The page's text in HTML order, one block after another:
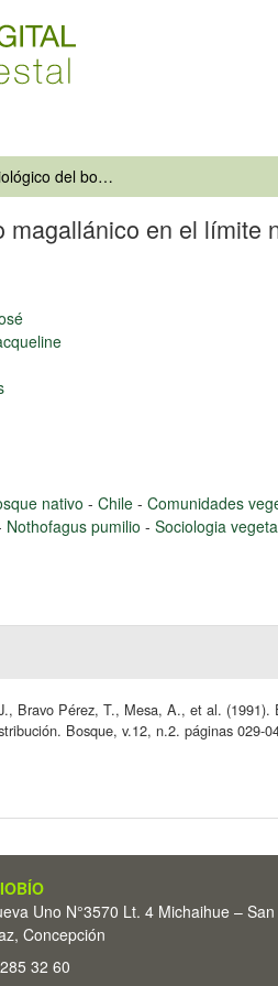
Estudio fitosociológico del bosque caducifolio magallánico en el límite norte de su área de distribución
en el límite
nativo - Chile - Comunidades
Nothofagus pumilio - Sociologia
Bravo Pérez, T., Mesa, A., et al.
Bosque, v.12, n.2. páginas
Uno N°3570 Lt. 4 Michaihue –
Concepción
32 60